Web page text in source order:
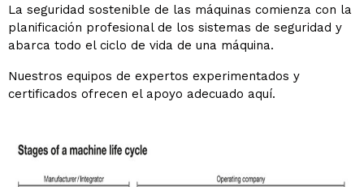
La seguridad sostenible de las máquinas comienza con la
planificación profesional de los sistemas de seguridad y
abarca todo el ciclo de vida de una máquina.
Nuestros equipos de expertos experimentados y
certificados ofrecen el apoyo adecuado aquí.